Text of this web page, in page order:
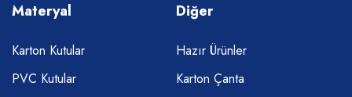
Materyal
Karton Kutular
PVC Kutular
Diğer
Hazır Ürünler
Karton Çanta